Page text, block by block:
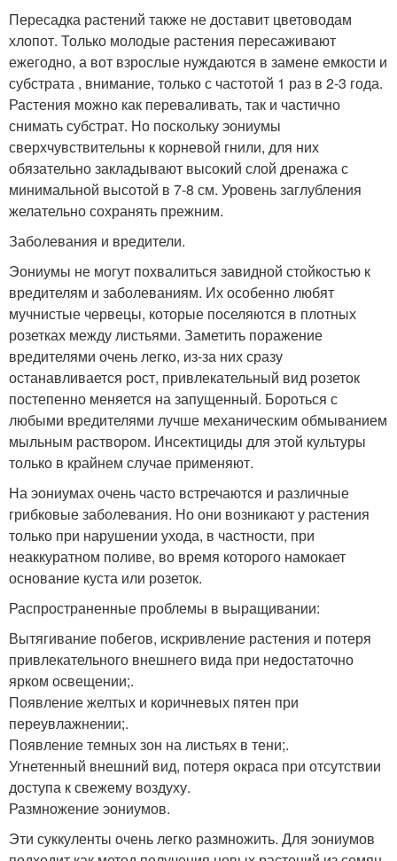
Пересадка растений также не доставит цветоводам
хлопот. Только молодые растения пересаживают
ежегодно, а вот взрослые нуждаются в замене емкости и
субстрата , внимание, только с частотой 1 раз в 2-3 года.
Растения можно как переваливать, так и частично
снимать субстрат. Но поскольку эониумы
сверхчувствительны к корневой гнили, для них
обязательно закладывают высокий слой дренажа с
минимальной высотой в 7-8 см. Уровень заглубления
желательно сохранять прежним.
Заболевания и вредители.
Эониумы не могут похвалиться завидной стойкостью к
вредителям и заболеваниям. Их особенно любят
мучнистые червецы, которые поселяются в плотных
розетках между листьями. Заметить поражение
вредителями очень легко, из-за них сразу
останавливается рост, привлекательный вид розеток
постепенно меняется на запущенный. Бороться с
любыми вредителями лучше механическим обмыванием
мыльным раствором. Инсектициды для этой культуры
только в крайнем случае применяют.
На эониумах очень часто встречаются и различные
грибковые заболевания. Но они возникают у растения
только при нарушении ухода, в частности, при
неаккуратном поливе, во время которого намокает
основание куста или розеток.
Распространенные проблемы в выращивании:
Вытягивание побегов, искривление растения и потеря
привлекательного внешнего вида при недостаточно
ярком освещении;.
Появление желтых и коричневых пятен при
переувлажнении;.
Появление темных зон на листьях в тени;.
Угнетенный внешний вид, потеря окраса при отсутствии
доступа к свежему воздуху.
Размножение эониумов.
Эти суккуленты очень легко размножить. Для эониумов